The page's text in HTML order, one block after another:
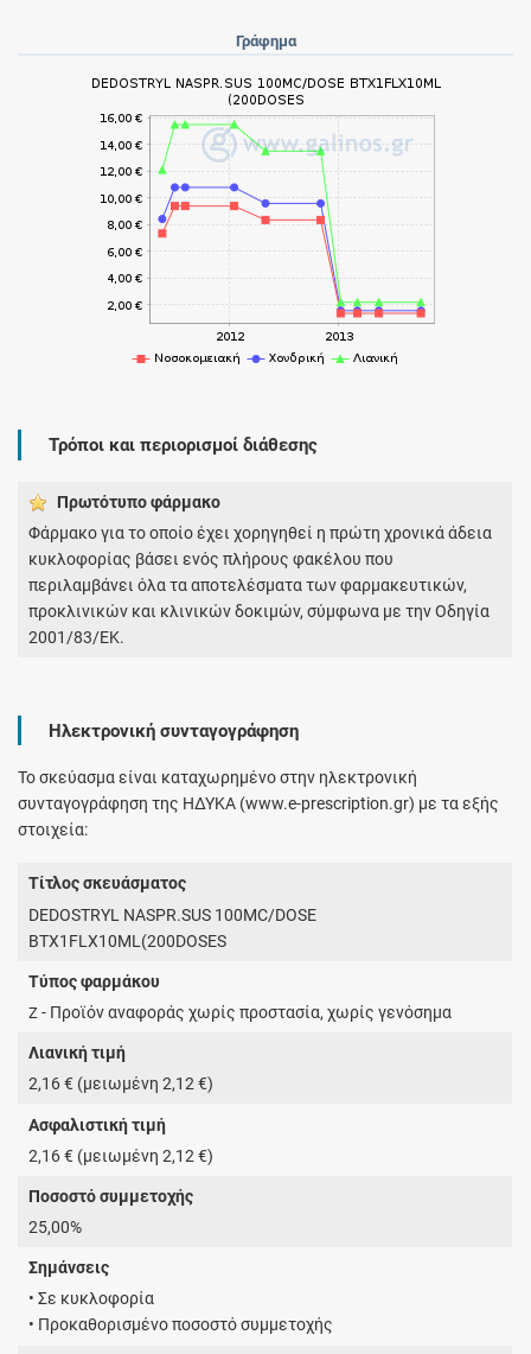
Γράφημα
Τρόποι και περιορισμοί διάθεσης
Πρωτότυπο φάρμακo
Φάρμακο για το οποίο έχει χορηγηθεί η πρώτη χρονικά άδεια
κυκλοφορίας βάσει ενός πλήρους φακέλου που
περιλαμβάνει όλα τα αποτελέσματα των φαρμακευτικών,
προκλινικών και κλινικών δοκιμών, σύμφωνα με την Οδηγία
2001/83/ΕΚ.
Ηλεκτρονική συνταγογράφηση
Το σκεύασμα είναι καταχωρημένο στην ηλεκτρονική
συνταγογράφηση της ΗΔΥΚΑ (www.e-prescription.gr) με τα εξής
στοιχεία:
Τίτλος σκευάσματος
DEDOSTRYL NASPR.SUS 100MC/DOSE
BTX1FLX10ML(200DOSES
Τύπος φαρμάκου
Z - Προϊόν αναφοράς χωρίς προστασία, χωρίς γενόσημα
Λιανική τιμή
2,16 € (μειωμένη 2,12 €)
Ασφαλιστική τιμή
2,16 € (μειωμένη 2,12 €)
Ποσοστό συμμετοχής
25,00%
Σημάνσεις
• Σε κυκλοφορία
• Προκαθορισμένο ποσοστό συμμετοχής